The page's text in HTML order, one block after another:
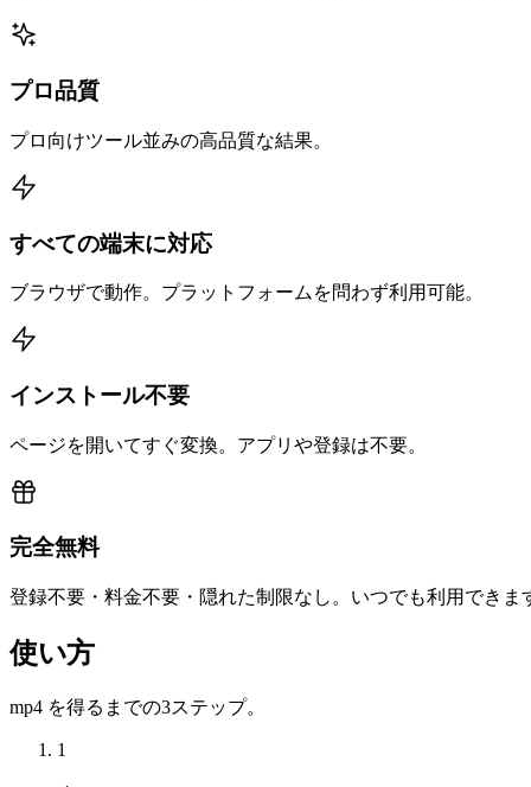
プロ品質
プロ向けツール並みの高品質な結果。
すべての端末に対応
ブラウザで動作。プラットフォームを問わず利用可能。
インストール不要
ページを開いてすぐ変換。アプリや登録は不要。
完全無料
登録不要・料金不要・隠れた制限なし。いつでも利用できま
使い方
mp4 を得るまでの3ステップ。
1